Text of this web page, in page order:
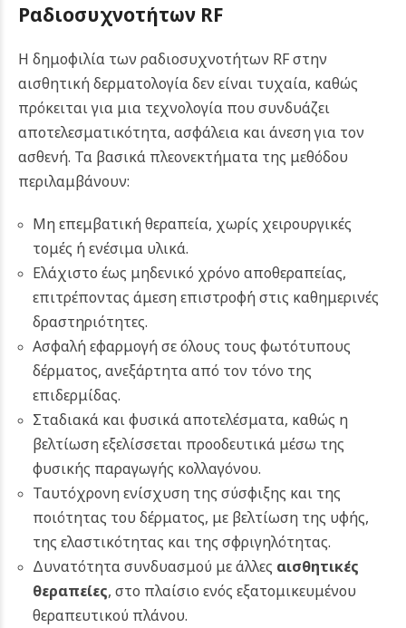
Ραδιοσυχνοτήτων RF
Η δημοφιλία των ραδιοσυχνοτήτων RF στην
αισθητική δερματολογία δεν είναι τυχαία, καθώς
πρόκειται για μια τεχνολογία που συνδυάζει
αποτελεσματικότητα, ασφάλεια και άνεση για τον
ασθενή. Τα βασικά πλεονεκτήματα της μεθόδου
περιλαμβάνουν:
Μη επεμβατική θεραπεία, χωρίς χειρουργικές
τομές ή ενέσιμα υλικά.
Ελάχιστο έως μηδενικό χρόνο αποθεραπείας,
επιτρέποντας άμεση επιστροφή στις καθημερινές
δραστηριότητες.
Ασφαλή εφαρμογή σε όλους τους φωτότυπους
δέρματος, ανεξάρτητα από τον τόνο της
επιδερμίδας.
Σταδιακά και φυσικά αποτελέσματα, καθώς η
βελτίωση εξελίσσεται προοδευτικά μέσω της
φυσικής παραγωγής κολλαγόνου.
Ταυτόχρονη ενίσχυση της σύσφιξης και της
ποιότητας του δέρματος, με βελτίωση της υφής,
της ελαστικότητας και της σφριγηλότητας.
Δυνατότητα συνδυασμού με άλλες αισθητικές
θεραπείες, στο πλαίσιο ενός εξατομικευμένου
θεραπευτικού πλάνου.